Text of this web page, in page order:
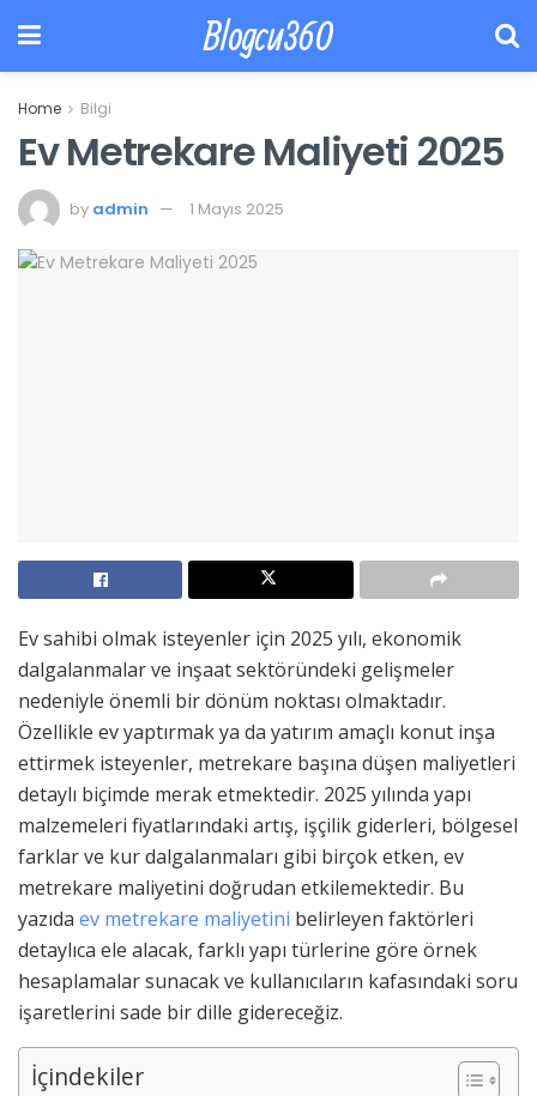
Blogcu360
Home Bilgi
Ev Metrekare Maliyeti 2025
by admin 1 Mayıs 2025
Ev sahibi olmak isteyenler için 2025 yılı, ekonomik
dalgalanmalar ve inşaat sektöründeki gelişmeler
nedeniyle önemli bir dönüm noktası olmaktadır.
Özellikle ev yaptırmak ya da yatırım amaçlı konut inşa
ettirmek isteyenler, metrekare başına düşen maliyetleri
detaylı biçimde merak etmektedir. 2025 yılında yapı
malzemeleri fiyatlarındaki artış, işçilik giderleri, bölgesel
farklar ve kur dalgalanmaları gibi birçok etken, ev
metrekare maliyetini doğrudan etkilemektedir. Bu
yazıda ev metrekare maliyetini belirleyen faktörleri
detaylıca ele alacak, farklı yapı türlerine göre örnek
hesaplamalar sunacak ve kullanıcıların kafasındaki soru
işaretlerini sade bir dille gidereceğiz.
İçindekiler